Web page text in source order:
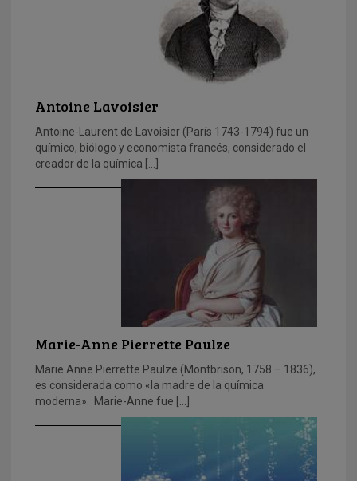
Antoine Lavoisier
Antoine-Laurent de Lavoisier (París 1743-1794) fue un
químico, biólogo y economista francés, considerado el
creador de la química […]
Marie-Anne Pierrette Paulze
Marie Anne Pierrette Paulze (Montbrison, 1758 – 1836),
es considerada como «la madre de la química
moderna». Marie-Anne fue […]